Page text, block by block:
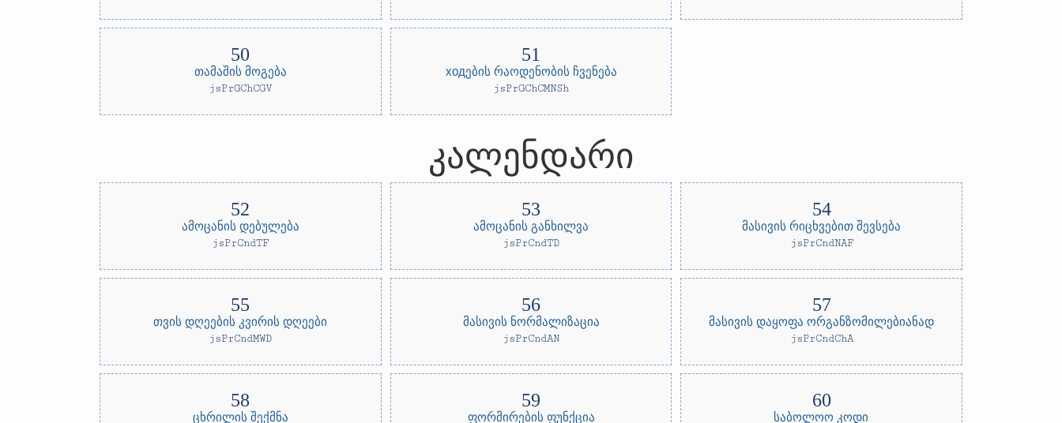
თამაშის მოგება
jsPrGChCGV
ходების რაოდენობის ჩვენება
jsPrGChCMNSh
კალენდარი
ამოცანის დებულება
jsPrCndTF
ამოცანის განხილვა
jsPrCndTD
მასივის რიცხვებით შევსება
jsPrCndNAF
თვის დღეების კვირის დღეები
jsPrCndMWD
მასივის ნორმალიზაცია
jsPrCndAN
მასივის დაყოფა ორგანზომილებიანად
jsPrCndChA
ცხრილის შექმნა ფორმირების ფუნქცია საბოლოო კოდი